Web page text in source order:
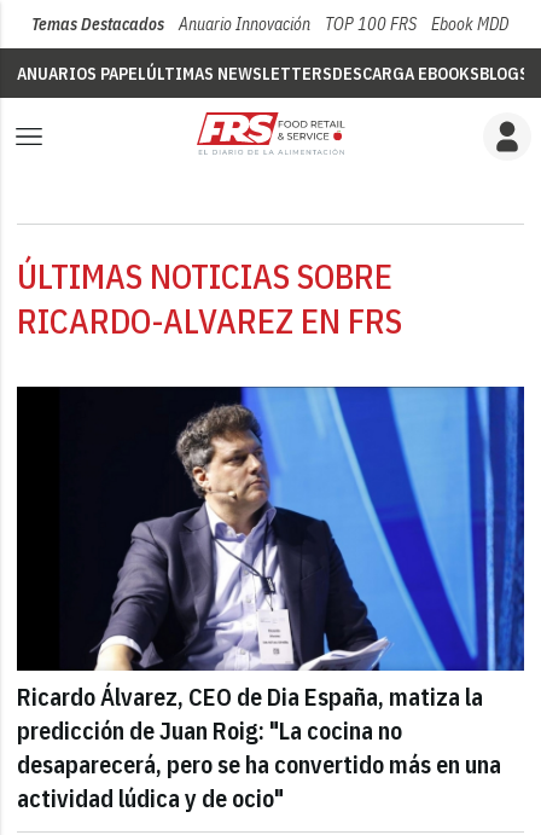
Temas Destacados Anuario Innovación TOP 100 FRS Ebook MDD
ANUARIOS PAPELÚLTIMAS NEWSLETTERSDESCARGA EBOOKSBLOGS
ÚLTIMAS NOTICIAS SOBRE
RICARDO-ALVAREZ EN FRS
Ricardo Álvarez, CEO de Dia España, matiza la
predicción de Juan Roig: "La cocina no
desaparecerá, pero se ha convertido más en una
actividad lúdica y de ocio"